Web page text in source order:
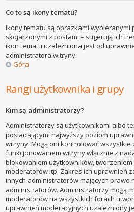
Co to są ikony tematu?
Ikony tematu są obrazkami wybieranymi
skojarzonymi z postami – sugerują ich
ikon tematu uzależniona jest od
administratora witryny.
Góra
Rangi użytkownika i grupy
Kim są administratorzy?
Administratorzy są użytkownikami albo
posiadającymi najwyższy poziom
witryny. Mogą oni kontrolować
funkcjonowaniem witryny włącznie z
blokowaniem użytkowników,
moderatorów itp. Zakres ich uprawnień
innych administratorów mających prawo
administratorów. Administratorzy mogą
moderatorów na wszystkich forach
uprawnień moderacyjnych uzależniony